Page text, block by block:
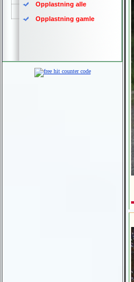
Opplastning alle
Opplastning gamle